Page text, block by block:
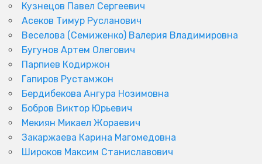
Кузнецов Павел Сергеевич
Асеков Тимур Русланович
Веселова (Семиженко) Валерия Владимировна
Бугунов Артем Олегович
Парпиев Кодиржон
Гапиров Рустамжон
Бердибекова Ангура Нозимовна
Бобров Виктор Юрьевич
Мекиян Микаел Жораевич
Закаржаева Карина Магомедовна
Широков Максим Станиславович